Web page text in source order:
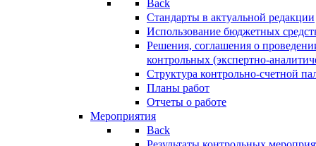
Back
Стандарты в актуальной редакции
Использование бюджетных
Решения, соглашения о
контрольных (экспертно-
Структура контрольно-счетной
Планы работ
Отчеты о работе
Мероприятия
Back